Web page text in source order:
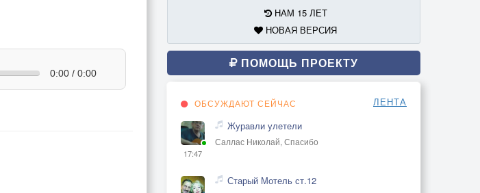
0:00 / 0:00
НАМ 15 ЛЕТ
НОВАЯ ВЕРСИЯ
ПОМОЩЬ ПРОЕКТУ
ОБСУЖДАЮТ СЕЙЧАС ЛЕНТА
17:47
Журавли улетели
Саллас Николай, Спасибо
Старый Мотель ст.12